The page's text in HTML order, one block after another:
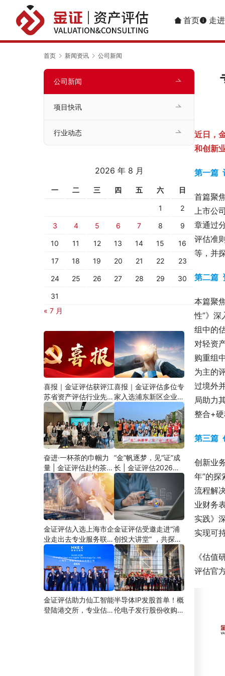
首页 走
首页 新闻资讯 公司新闻
近日，
和创新
第一篇
首篇聚
上市公
章通过
评估准
等，并
第二篇
本篇聚
性”》深
组中的
对轻资
购重组
为主的
过境外
局助力
整合+
第三篇
创新业
年”的
流程解
业财务
实践》
实现可
《估值
评估官
公司新闻
项目快讯
行业动态
2026 年 8 月
一 二 三 四 五 六 日
1 2
3 4 5 6 7 8 9
10 11 12 13 14 15 16
17 18 19 20 21 22 23
24 25 26 27 28 29 30
31
« 7 月
喜报｜金证评估获评江
苏省资产评估行业先进
资产评估机构党组织，
合伙人陈蓓获评优秀共
产党员
喜报｜金证评估多位专
家入选浦东新区企业国
有资产评估评审专家库
奋进·一杯茶的巾帼力
量 | 金证评估赴约茶文
化雅集活动
“金”帆逐梦，见“证”成
长 | 金证评估2026年
新员工培训圆满收官
金证评估入选上海市企
业走出去专业服务联
盟，立足价值管理打造
企业出海服务矩阵
金证评估受邀走进“浦
创投大讲堂” ，共探国
资评估合规与先导产业
估值实践
金证评估助力仙工智能
登陆港交所，专业估值
半导体IP发股首单！概
伦电子发行股份收购资